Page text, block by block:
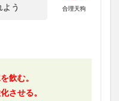
合理天狗
う
飲む。
させる。